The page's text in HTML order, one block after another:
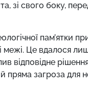
зі свого боку,
пам’ятки
межі. Це вдалося
відповідне
загроза для